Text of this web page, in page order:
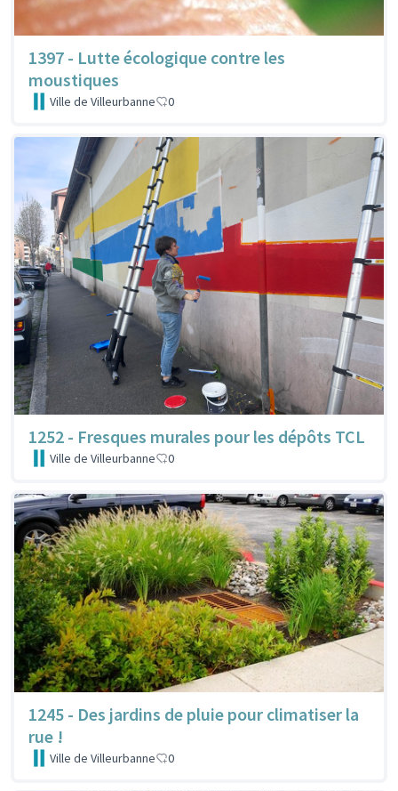
1397 - Lutte écologique contre les
moustiques
Ville de Villeurbanne 0
1252 - Fresques murales pour les dépôts TCL
Ville de Villeurbanne 0
1245 - Des jardins de pluie pour climatiser la
rue !
Ville de Villeurbanne 0